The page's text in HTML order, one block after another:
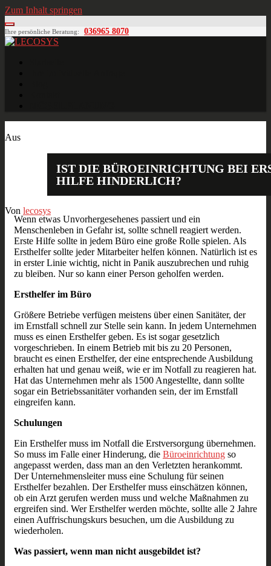
Zum Inhalt springen
Ihre persönliche Beratung: 036965 8070
Aus
IST DIE BÜROEINRICHTUNG BEI
HILFE HINDERLICH?
Von lecosys
Wenn etwas Unvorhergesehenes passiert und ein
Menschenleben in Gefahr ist, sollte schnell reagiert werden.
Erste Hilfe sollte in jedem Büro eine große Rolle spielen. Als
Ersthelfer sollte jeder Mitarbeiter helfen können. Natürlich ist es
in erster Linie wichtig, nicht in Panik auszubrechen und ruhig
zu bleiben. Nur so kann einer Person geholfen werden.
Ersthelfer im Büro
Größere Betriebe verfügen meistens über einen Sanitäter, der
im Ernstfall schnell zur Stelle sein kann. In jedem Unternehmen
muss es einen Ersthelfer geben. Es ist sogar gesetzlich
vorgeschrieben. In einem Betrieb mit bis zu 20 Personen,
braucht es einen Ersthelfer, der eine entsprechende Ausbildung
erhalten hat und genau weiß, wie er im Notfall zu reagieren hat.
Hat das Unternehmen mehr als 1500 Angestellte, dann sollte
sogar ein Betriebssanitäter vorhanden sein, der im Ernstfall
eingreifen kann.
Schulungen
Ein Ersthelfer muss im Notfall die Erstversorgung übernehmen.
So muss im Falle einer Hinderung, die Büroeinrichtung so
angepasst werden, dass man an den Verletzten herankommt.
Der Unternehmensleiter muss eine Schulung für seinen
Ersthelfer bezahlen. Der Ersthelfer muss einschätzen können,
ob ein Arzt gerufen werden muss und welche Maßnahmen zu
ergreifen sind. Wer Ersthelfer werden möchte, sollte alle 2 Jahre
einen Auffrischungskurs besuchen, um die Ausbildung zu
wiederholen.
Was passiert, wenn man nicht ausgebildet ist?